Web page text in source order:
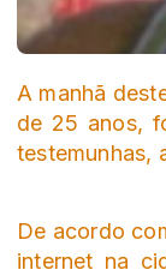
A manhã
de 25 anos,
testemunhas,
De acordo
internet na